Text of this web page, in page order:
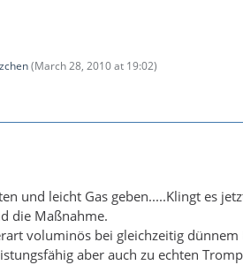
(March 28, 2010 at 19:02)
und leicht Gas geben.....Klingt es
die Maßnahme.
voluminös bei gleichzeitig dünnem
aber auch zu echten